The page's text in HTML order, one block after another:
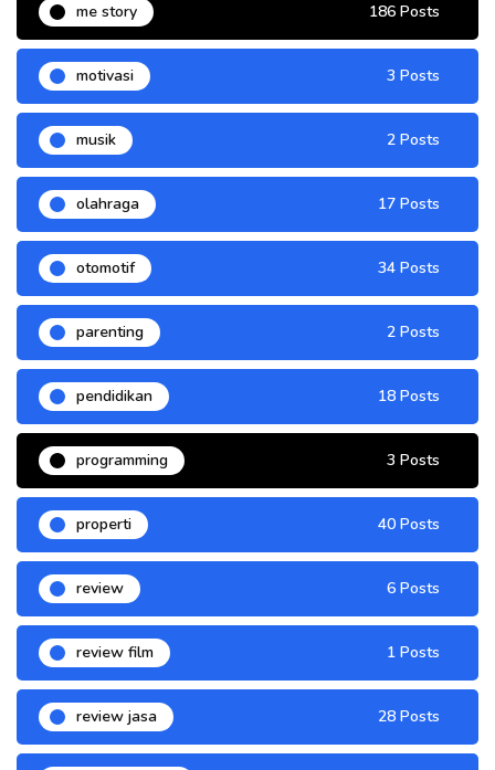
me story 186 Posts
motivasi 3 Posts
musik 2 Posts
olahraga 17 Posts
otomotif 34 Posts
parenting 2 Posts
pendidikan 18 Posts
programming 3 Posts
properti 40 Posts
review 6 Posts
review film 1 Posts
review jasa 28 Posts